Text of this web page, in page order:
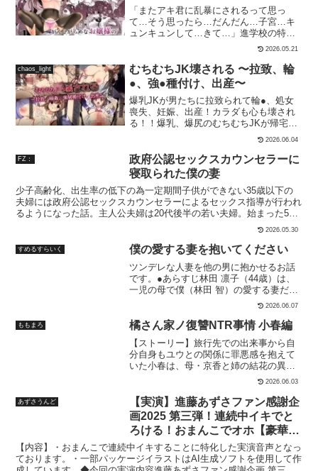
「またアキ君に乱暴にされるって思っ
て…そう思ったら…だんだん…子宮…キ
ュンキュンして…きて…」進学校の特進
科で成績トップ、 見た目も清楚なお嬢様
千英里と同じ学校に通う、どこか影のあ
る主人公アキヒサ。この二人には誰にも
言えない秘密があった。 それは…学校を
卒業するまで『仮の恋人』として付き合
っている、という事。とある理由によ
り、千英里と一緒にいる事を義務付けら
れたアキヒサは千英里の性処理彼氏とし
アキヒサに快感を刻み込まれた千英里の
身体は、場所を問わず昼夜を問わず、発
情を繰り返すようになる。ただひたすら
に快感を求め続ける生活。しかし、刻一
刻と終わりが近づく二人の関係。最後に
残るのが一体何なのか、二人にもまだわ
からなかった。ーーーーーーーーーーー
ラスト1P＋奥付局部の処理:白抜き形
式:JPEG製作者: 名仁川るい（ナニガワ
ルイ）
2026.05.21
chaos_light
むちむちJK壊される 〜拉致、輪
●、強●種付け、出産〜
爆乳JKが男たちに拉致られて輪●、処女
喪失、妊娠、出産！カラダも心も壊され
る！！爆乳、爆尻のむちむちJKが帰宅途
中に男達に拉致られてしまい輪●、処女喪
失！ケダモノのような男達のおもちゃに
され連日連夜、白濁液を注ぎ込まれ続け
る彼女…やがて彼女は男達の子を妊娠し
て、犯●れながら出産する。しかし…獣欲
に狂った男達にとっては、その出産さえ
も自分たちの欲求を刺激し、快楽を満た
すための遊びでしかなかった。出産後も
変わらず男達に精液を吐き出すだけの便
妊娠し出産…長期にわたる凌●、そして妊
体も壊されてしまう…本編のCGの枚数
は、基本19枚 差分97枚の計116枚。さら
に文字無し版（基本19枚 差分80枚 計99
枚）も含めるとCG総枚数は215枚。CGの
画像サイズは1600x1200ピクセルです。
※妊娠と出産の描写があります。
2026.06.04
FZ：
政府公認セックスカウンセラーに
寝取られた僕の妻
少子高齢化、出生率の低下の為一定期間子供ができない35歳以下の
夫婦には政府公認セックスカウンセラーによるセックス指導が行われ
るようになった話。主人公夫婦は20代後半の若い夫婦。始まった5日
間のカウンセリング指導、夫以外とセックスなんて気持ち悪いと思っ
ていたのに日に日に開発されていく身体に戸惑いつつも変わっていく
妻。そんな妻の様子が毎日送られてくるビデオメッセージとして送ら
れてくる。悲しさと悔しさを感じると共に夫も興奮してしまい更に情
けない気持ちになってしまうのであった●プレイ内容ポルチオ開発、
腹イキ、デカクリ開発、クリ責めetc
2026.05.30
すめるすらいく 僕の愛する妻を抱いてください
ツンデレな人妻を他の男に抱かせるお話
です。●あらすじ林田 凛子（44歳）は、
一児の母で僕（林田 智）の愛する妻だ夫
婦生活は長いが互いに愛し合っている。
妻は見た目クールだがツンデレでそこが
とても可愛いしセックスも相性がいいで
も僕には、ずっと妻に隠していた欲望が
あった「妻を他の男に抱かれているとこ
ろを見て見たい」妻に駄目元で打ち明け
ると当然断られたが徐々に理解してくれ
て、「一回だけだからね！」と受け入れ
なったが欲望がそれにまさったSMSを検
索していると「寝取り師」と名乗る男が
いてコメントの評判もよく、相談すると
感じもいい僕はこの男にきめた。。。そ
して、その日は訪れた。。。妻を見送っ
たあと、急に不安が僕を襲った「僕より
2026.06.07
ももまろ 橘さん家ノ復讐NTR事情 小春編
【ストーリー】旅行先での出来事から自
分自身もユウとの関係に罪悪感を抱えて
いた小春は、母・京香と姉の結花の異変
に気づく。「何とか二人を元気づけた
をかけてきたのは、京香が頼りにしてい
た探偵の助手だった。京香の知り合いで
ある探偵が二人の様子を心配している、
と告げられ、情報交換の約束をする小
春。しかし待っていたのは、残酷な罠だ
った――。指定されたマンションを訪れ
ると、そこはAV撮影現場。ハメ撮りグル
2026.06.03
あずさうんど
【実演】進藤あずさファン感謝企
画2025 第三弾！連続中イキでと
ろける！おまんこでオホ【豪華73
分収録】
【内容】・おまんこで連続中イキすることに特化した実演音声となっ
ております。・一部パッケージイラストはAI生成ソフトを使用して作